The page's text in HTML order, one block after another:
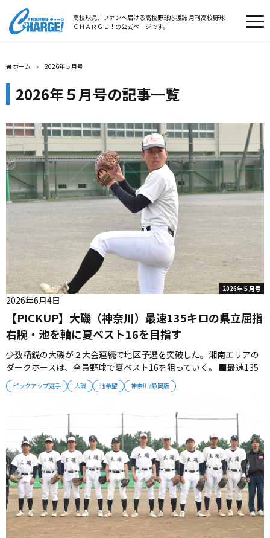
高校球児、ファンへ届ける高校野球応援誌 月刊高校野球
ＣＨＡＲＧＥ！の公式ページです。
ホーム 2026年５月号
2026年５月号の記事一覧
2026年５月号
ピックアップ選手 大磯 池希望 神奈川/静岡版
【PICKUP】大磯（神奈川）最速135キロの県立屈指
右腕・池を軸に夏ベスト16を目指す
2026年6月4日
少数精鋭の大磯が２大会連続で地区予選を突破した。湘南エリアの
ダークホースは、全員野球で夏ベスト16を狙っていく。 ■最速135
キロの県立屈指右腕 （エース）池希望（３年）最速135キロのスト
レートを投げ込む大磯の絶対的エース。直球とスライダーのコンビ
失点の好投...